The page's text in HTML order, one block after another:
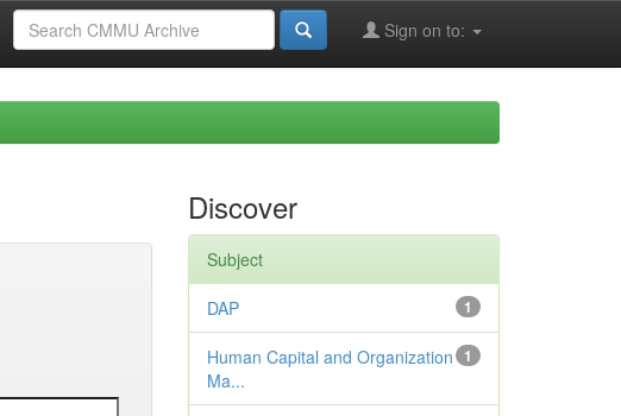
Sign on to:
Discover
Subject
1
DAP
1
Human Capital and Organization
Ma...